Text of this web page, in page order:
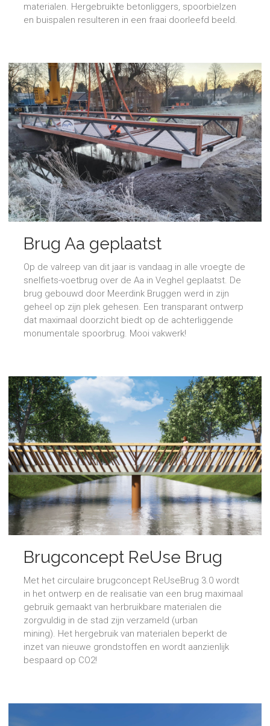
materialen. Hergebruikte betonliggers, spoorbielzen
en buispalen resulteren in een fraai doorleefd beeld.
Brug Aa geplaatst
Op de valreep van dit jaar is vandaag in alle vroegte de
snelfiets-voetbrug over de Aa in Veghel geplaatst. De
brug gebouwd door Meerdink Bruggen werd in zijn
geheel op zijn plek gehesen. Een transparant ontwerp
dat maximaal doorzicht biedt op de achterliggende
monumentale spoorbrug. Mooi vakwerk!
Brugconcept ReUse Brug
3.0
Met het circulaire brugconcept ReUseBrug 3.0 wordt
in het ontwerp en de realisatie van een brug maximaal
gebruik gemaakt van herbruikbare materialen die
zorgvuldig in de stad zijn verzameld (urban
mining). Het hergebruik van materialen beperkt de
inzet van nieuwe grondstoffen en wordt aanzienlijk
bespaard op CO2!